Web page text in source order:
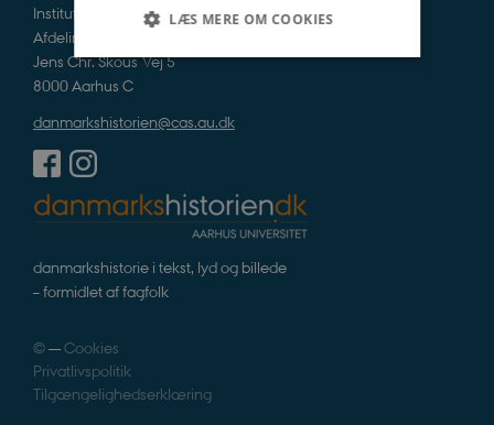
Institut for Kultur og Samfund
Afdeling for Historie og Klassiske Studier
Jens Chr. Skous Vej 5
8000 Aarhus C
danmarkshistorien@cas.au.dk
danmarkshistorie i tekst, lyd og billede
– formidlet af fagfolk
©—Cookies
Privatlivspolitik
Tilgængelighedserklæring
LÆS MERE OM COOKIES
Funktionelle
hjemmesiden brugbar ved at aktivere nogle
grundlæggende funktioner som navigation mm.
Hjemmesiden kan ikke fungerer uden disse
Navn
Udbyder / Domæne